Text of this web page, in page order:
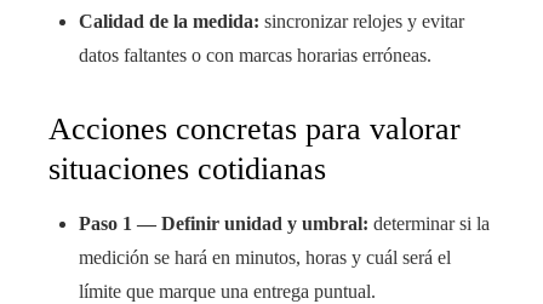
Calidad de la medida: sincronizar relojes y evitar
datos faltantes o con marcas horarias erróneas.
Acciones concretas para valorar
situaciones cotidianas
Paso 1 — Definir unidad y umbral: determinar si la
medición se hará en minutos, horas y cuál será el
límite que marque una entrega puntual.